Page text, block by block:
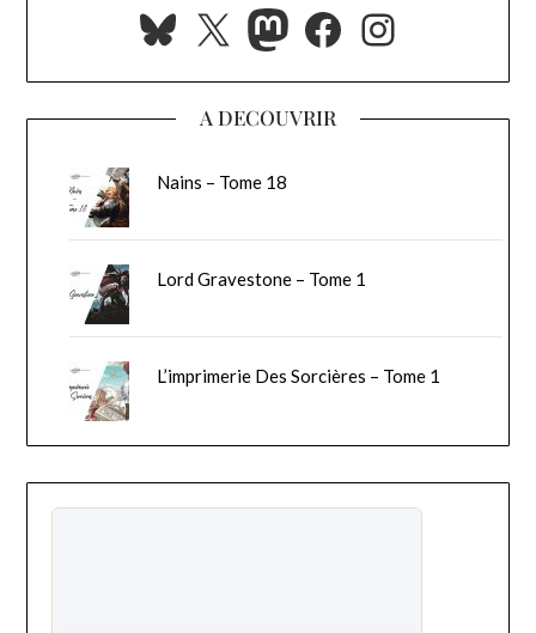
Bluesky
X Mastodon
Facebook
A DECOUVRIR
Nains – Tome 18
Lord Gravestone – Tome 1
L’imprimerie Des Sorcières – Tome 1